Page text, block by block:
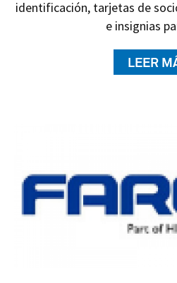
identificación, tarjetas de
e insignias
LEER